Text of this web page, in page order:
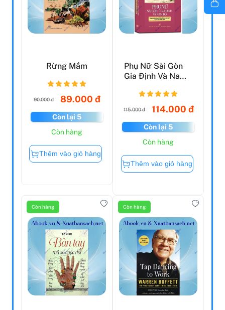
Rừng Mắm
90.000 đ 89.000 đ
Còn lại 5
Còn hàng
Thêm vào giỏ hàng
Phụ Nữ Sài Gòn
Gia Định Và Nam
Tổng ...
115.000 đ 114.000 đ
Còn lại 5
Còn hàng
Thêm vào giỏ hàng
Còn hàng Còn hàng